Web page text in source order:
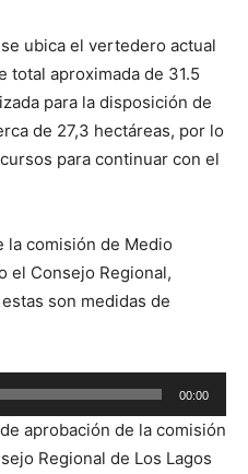
ubica el vertedero actual
total aproximada de 31.5
para la disposición de
de 27,3 hectáreas, por lo
para continuar con el
la comisión de Medio
el Consejo Regional,
son medidas de
00:00
aprobación de la comisión
Regional de Los Lagos